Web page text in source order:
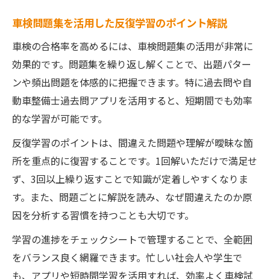
車検問題集を活用した反復学習のポイント解説
車検の合格率を高めるには、車検問題集の活用が非常に
効果的です。問題集を繰り返し解くことで、出題パター
ンや頻出問題を体感的に把握できます。特に過去問や自
動車整備士過去問アプリを活用すると、短期間でも効率
的な学習が可能です。
反復学習のポイントは、間違えた問題や理解が曖昧な箇
所を重点的に復習することです。1回解いただけで満足せ
ず、3回以上繰り返すことで知識が定着しやすくなりま
す。また、問題ごとに解説を読み、なぜ間違えたのか原
因を分析する習慣を持つことも大切です。
学習の進捗をチェックシートで管理することで、全範囲
をバランス良く網羅できます。忙しい社会人や学生で
も、アプリや短時間学習を活用すれば、効率よく車検試